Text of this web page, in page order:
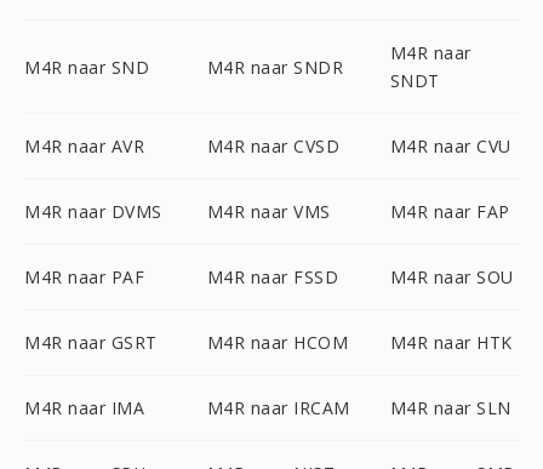
M4R naar SND M4R naar SNDR
M4R naar
SNDT
M4R naar AVR M4R naar CVSD M4R naar CVU
M4R naar DVMS M4R naar VMS M4R naar FAP
M4R naar PAF M4R naar FSSD M4R naar SOU
M4R naar GSRT M4R naar HCOM M4R naar HTK
M4R naar IMA M4R naar IRCAM M4R naar SLN